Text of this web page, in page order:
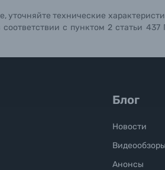
уточняйте технические
с пунктом 2 статьи
Блог
Новости
Видеообзоры
Анонсы